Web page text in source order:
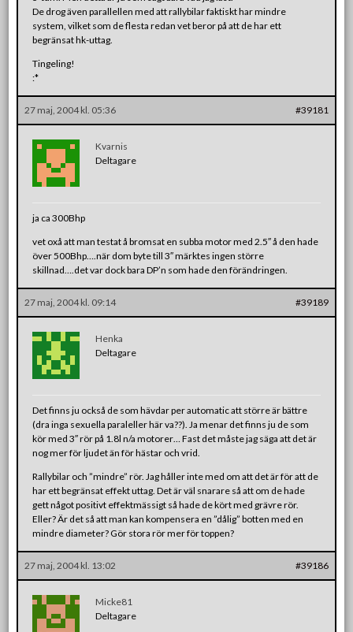
De drog även parallellen med att rallybilar faktiskt har mindre
system, vilket som de flesta redan vet beror på att de har ett
begränsat hk-uttag.
Tingeling!
:*
27 maj, 2004 kl. 05:36 #39181
Kvarnis
Deltagare
ja ca 300Bhp
vet oxå att man testat å bromsat en subba motor med 2.5″ å den hade
över 500Bhp….när dom byte till 3″ märktes ingen större
skillnad….det var dock bara DP’n som hade den förändringen.
27 maj, 2004 kl. 09:14 #39189
Henka
Deltagare
Det finns ju också de som hävdar per automatic att större är bättre
(dra inga sexuella paraleller här va??). Ja menar det finns ju de som
kör med 3″ rör på 1.8l n/a motorer… Fast det måste jag säga att det är
nog mer för ljudet än för hästar och vrid.
Rallybilar och ”mindre” rör. Jag håller inte med om att det är för att de
har ett begränsat effekt uttag. Det är väl snarare så att om de hade
gett något positivt effektmässigt så hade de kört med grävre rör.
Eller? Är det så att man kan kompensera en ”dålig” botten med en
mindre diameter? Gör stora rör mer för toppen?
27 maj, 2004 kl. 13:02 #39186
Micke81
Deltagare